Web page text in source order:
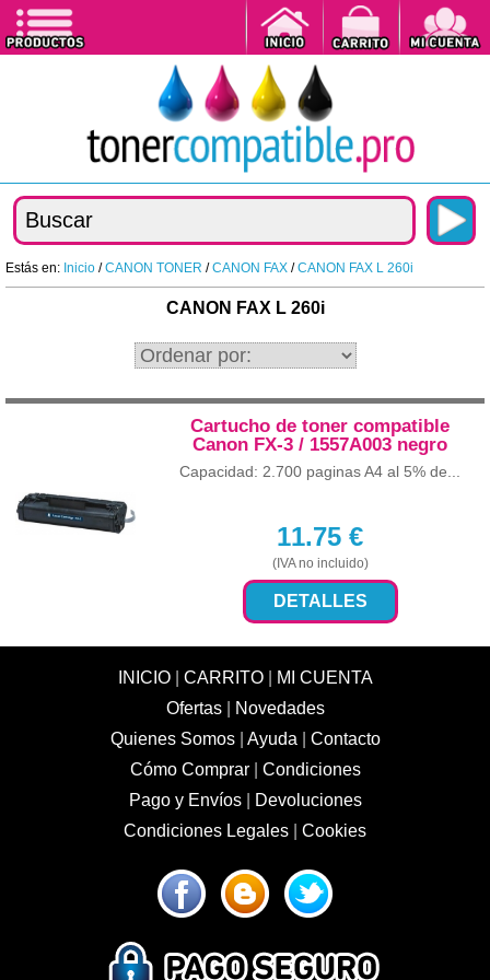
Estás en: Inicio /CANON TONER /CANON FAX /CANON FAX L 260i
CANON FAX L 260i
Cartucho de toner compatible
Canon FX-3 / 1557A003 negro
Capacidad: 2.700 paginas A4 al 5% de...
11.75 €
(IVA no incluido)
DETALLES
INICIO| CARRITO|
MI CUENTA
Ofertas|
Novedades
Quienes Somos| Ayuda
Contacto
Cómo Comprar| Condiciones
Pago y Envíos|
Devoluciones
Condiciones Legales
Cookies